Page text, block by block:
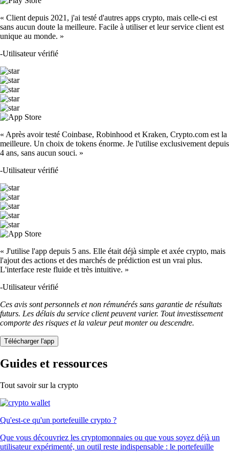
« Client depuis 2021, j'ai testé d'autres apps crypto, mais celle-ci est
sans aucun doute la meilleure. Facile à utiliser et leur service client est
unique au monde. »
-Utilisateur vérifié
« Après avoir testé Coinbase, Robinhood et Kraken, Crypto.com est la
meilleure. Un choix de tokens énorme. Je l'utilise exclusivement depuis
4 ans, sans aucun souci. »
-Utilisateur vérifié
« J'utilise l'app depuis 5 ans. Elle était déjà simple et axée crypto, mais
l'ajout des actions et des marchés de prédiction est un vrai plus.
L'interface reste fluide et très intuitive. »
-Utilisateur vérifié
Ces avis sont personnels et non rémunérés sans garantie de résultats
futurs. Les délais du service client peuvent varier. Tout investissement
comporte des risques et la valeur peut monter ou descendre.
Télécharger l'app
Guides et ressources
Tout savoir sur la crypto
Qu'est-ce qu'un portefeuille crypto ?
Que vous découvriez les cryptomonnaies ou que vous soyez déjà un
utilisateur expérimenté, un outil reste indispensable : le portefeuille